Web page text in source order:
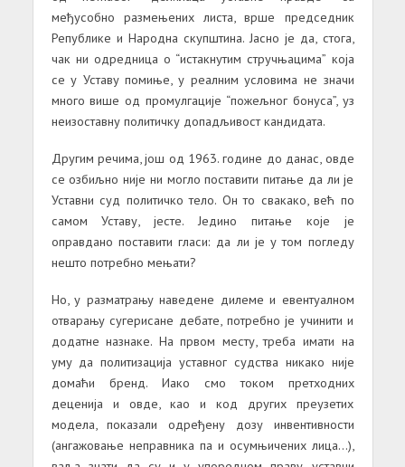
међусобно размењених листа, врше председник
Републике и Народна скупштина. Јасно је да, стога,
чак ни одредница о “истакнутим стручњацима” која
се у Уставу помиње, у реалним условима не значи
много више од промулгације “пожељног бонуса”, уз
неизоставну политичку допадљивост кандидата.
Другим речима, још од 1963. године до данас, овде
се озбиљно није ни могло поставити питање да ли је
Уставни суд политичко тело. Он то свакако, већ по
самом Уставу, јесте. Једино питање које је
оправдано поставити гласи: да ли је у том погледу
нешто потребно мењати?
Но, у разматрању наведене дилеме и евентуалном
отварању сугерисане дебате, потребно је учинити и
додатне назнаке. На првом месту, треба имати на
уму да политизација уставног судства никако није
домаћи бренд. Иако смо током претходних
деценија и овде, као и код других преузетих
модела, показали одређену дозу инвентивности
(ангажовање неправника па и осумњичених лица…),